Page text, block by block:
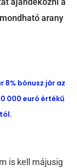
arany
8% bónusz jár az
000 euró értékű
is kell májusig